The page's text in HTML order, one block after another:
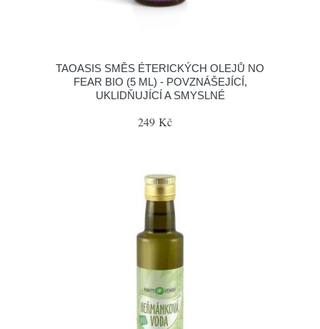
TAOASIS SMĚS ÉTERICKÝCH OLEJŮ NO
FEAR BIO (5 ML) - POVZNÁŠEJÍCÍ,
UKLIDŇUJÍCÍ A SMYSLNÉ
249 Kč